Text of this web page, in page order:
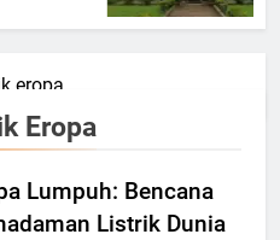
eropa
Eropa
Lumpuh: Bencana
Listrik Dunia